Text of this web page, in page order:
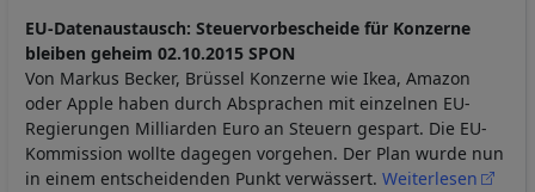
EU-Datenaustausch: Steuervorbescheide für Konzerne
bleiben geheim 02.10.2015 SPON
Von Markus Becker, Brüssel Konzerne wie Ikea, Amazon
oder Apple haben durch Absprachen mit einzelnen EU-
Regierungen Milliarden Euro an Steuern gespart. Die EU-
Kommission wollte dagegen vorgehen. Der Plan wurde nun
in einem entscheidenden Punkt verwässert. Weiterlesen